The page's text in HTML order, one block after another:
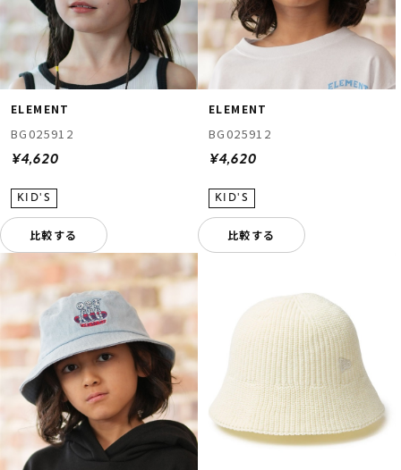
ELEMENT
BG025912
¥4,620
比較する
ELEMENT
BG025912
¥4,620
比較する